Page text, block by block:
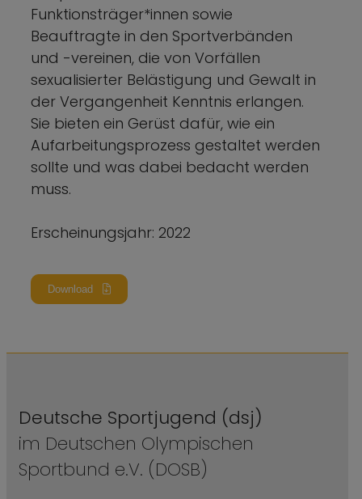
Funktionsträger*innen sowie
Beauftragte in den Sportverbänden
und -vereinen, die von Vorfällen
sexualisierter Belästigung und Gewalt in
der Vergangenheit Kenntnis erlangen.
Sie bieten ein Gerüst dafür, wie ein
Aufarbeitungsprozess gestaltet werden
sollte und was dabei bedacht werden
muss.
Erscheinungsjahr: 2022
Download
Deutsche Sportjugend (dsj)
im Deutschen Olympischen
Sportbund e.V. (DOSB)